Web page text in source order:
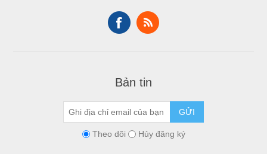
Bản tin
GỬI
Theo dõi Hủy đăng ký